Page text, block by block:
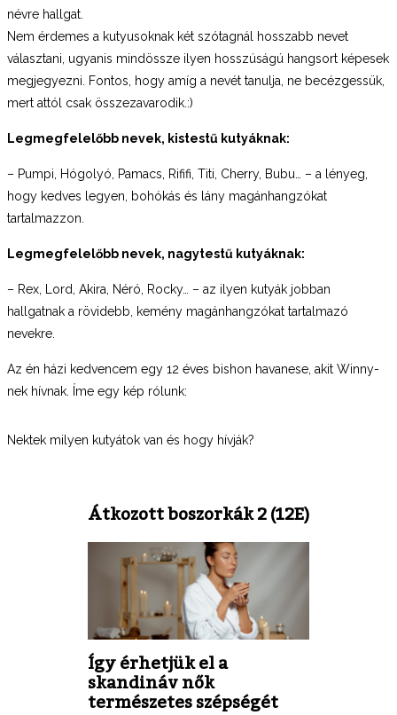
névre hallgat.
Nem érdemes a kutyusoknak két szótagnál hosszabb nevet
választani, ugyanis mindössze ilyen hosszúságú hangsort képesek
megjegyezni. Fontos, hogy amíg a nevét tanulja, ne becézgessük,
mert attól csak összezavarodik.:)
Legmegfelelőbb nevek, kistestű kutyáknak:
– Pumpi, Hógolyó, Pamacs, Rififi, Titi, Cherry, Bubu… – a lényeg,
hogy kedves legyen, bohókás és lány magánhangzókat
tartalmazzon.
Legmegfelelőbb nevek, nagytestű kutyáknak:
– Rex, Lord, Akira, Néró, Rocky… – az ilyen kutyák jobban
hallgatnak a rövidebb, kemény magánhangzókat tartalmazó
nevekre.
Az én házi kedvencem egy 12 éves bishon havanese, akit Winny-
nek hívnak. Íme egy kép rólunk:
Nektek milyen kutyátok van és hogy hívják?
Átkozott boszorkák 2 (12E)
Így érhetjük el a
skandináv nők
természetes szépségét